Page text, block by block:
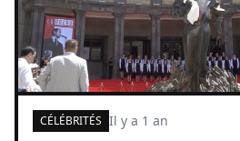
CÉLÉBRITÉS Il y a 1 an